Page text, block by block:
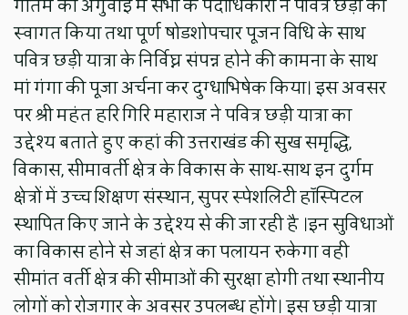
गौतम की अगुवाई में सभा के पदाधिकारी ने पवित्र छड़ी का
स्वागत किया तथा पूर्ण षोडशोपचार पूजन विधि के साथ
पवित्र छड़ी यात्रा के निर्विघ्न संपन्न होने की कामना के साथ
मां गंगा की पूजा अर्चना कर दुग्धाभिषेक किया। इस अवसर
पर श्री महंत हरि गिरि महाराज ने पवित्र छड़ी यात्रा का
उद्देश्य बताते हुए कहां की उत्तराखंड की सुख समृद्धि,
विकास, सीमावर्ती क्षेत्र के विकास के साथ-साथ इन दुर्गम
क्षेत्रों में उच्च शिक्षण संस्थान, सुपर स्पेशलिटी हॉस्पिटल
स्थापित किए जाने के उद्देश्य से की जा रही है ।इन सुविधाओं
का विकास होने से जहां क्षेत्र का पलायन रुकेगा वही
सीमांत वर्ती क्षेत्र की सीमाओं की सुरक्षा होगी तथा स्थानीय
लोगों को रोजगार के अवसर उपलब्ध होंगे। इस छड़ी यात्रा